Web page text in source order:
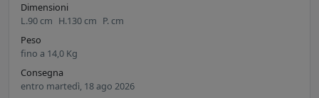
Dimensioni
L.90 cm H.130 cm P. cm
Peso
fino a 14,0 Kg
Consegna
entro martedì, 18 ago 2026